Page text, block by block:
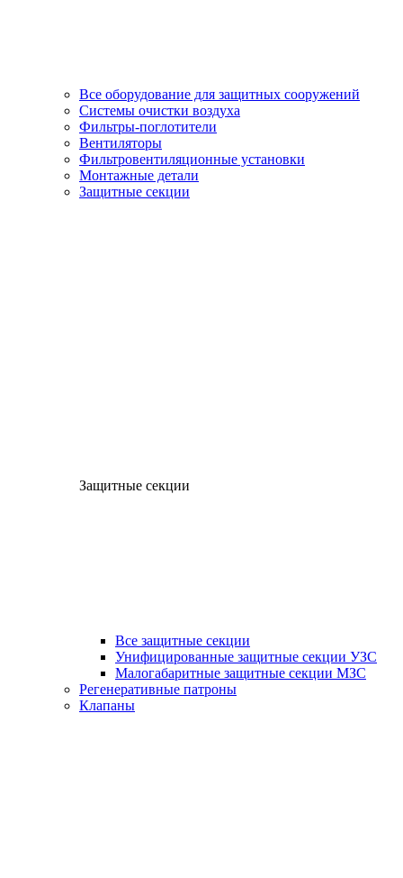
Все оборудование для защитных сооружений
Системы очистки воздуха
Фильтры-поглотители
Вентиляторы
Фильтровентиляционные установки
Монтажные детали
Защитные секции
Защитные секции
Все защитные секции
Унифицированные защитные секции УЗС
Малогабаритные защитные секции МЗС
Регенеративные патроны
Клапаны